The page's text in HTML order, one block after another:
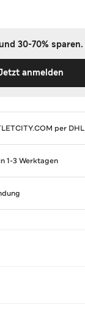
30-70% sparen.
anmelden
per DHL
1-3 Werktagen